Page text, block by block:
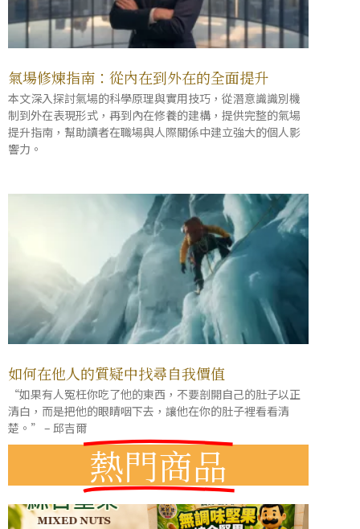
氣場修煉指南：從內在到外在的全面提升
本文深入探討氣場的科學原理與實用技巧，從潛意識識別機
制到外在表現形式，再到內在修養的建構，提供完整的氣場
提升指南，幫助讀者在職場與人際關係中建立強大的個人影
響力。
如何在他人的質疑中找尋自我價值
“如果有人冤枉你吃了他的東西，不要剖開自己的肚子以正
清白，而是把他的眼睛咽下去，讓他在你的肚子裡看看清
楚。” – 邱吉爾
熱門商品